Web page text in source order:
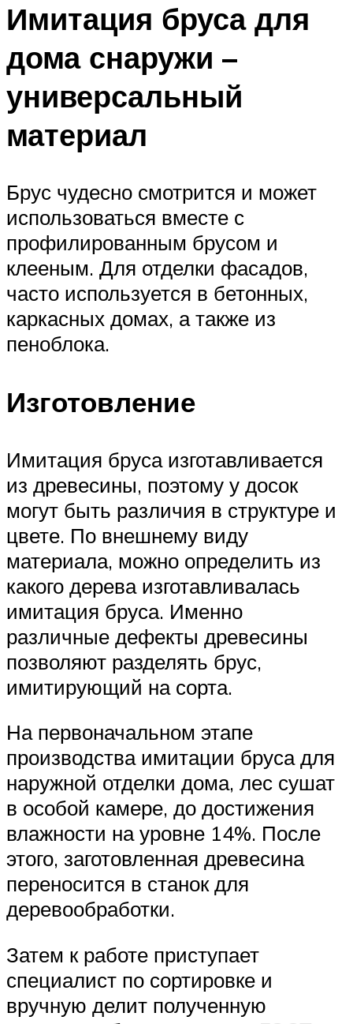
Имитация бруса для
дома снаружи –
универсальный
материал
Брус чудесно смотрится и может
использоваться вместе с
профилированным брусом и
клееным. Для отделки фасадов,
часто используется в бетонных,
каркасных домах, а также из
пеноблока.
Изготовление
Имитация бруса изготавливается
из древесины, поэтому у досок
могут быть различия в структуре и
цвете. По внешнему виду
материала, можно определить из
какого дерева изготавливалась
имитация бруса. Именно
различные дефекты древесины
позволяют разделять брус,
имитирующий на сорта.
На первоначальном этапе
производства имитации бруса для
наружной отделки дома, лес сушат
в особой камере, до достижения
влажности на уровне 14%. После
этого, заготовленная древесина
переносится в станок для
деревообработки.
Затем к работе приступает
специалист по сортировке и
вручную делит полученную